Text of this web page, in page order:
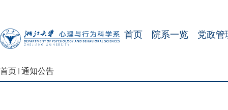
首页 院系一览 党政管
首页 通知公告